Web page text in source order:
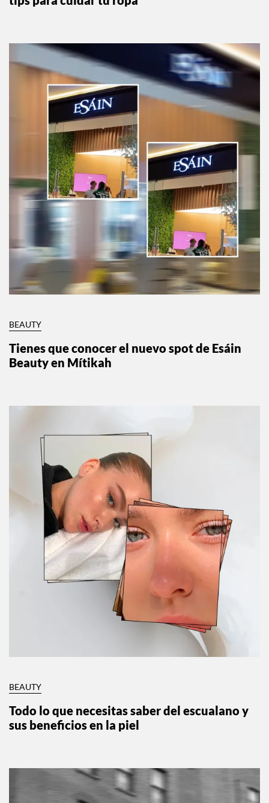
BEAUTY
Tienes que conocer el nuevo spot de Esáin
Beauty en Mítikah
BEAUTY
Todo lo que necesitas saber del escualano y
sus beneficios en la piel